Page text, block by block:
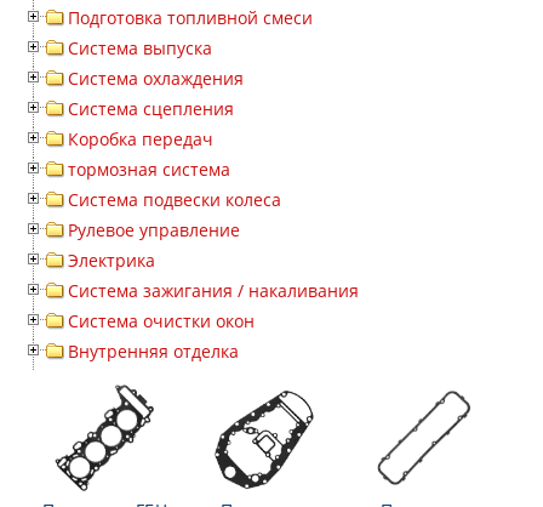
Подготовка топливной смеси
Система выпуска
Система охлаждения
Система сцепления
Коробка передач
тормозная система
Система подвески колеса
Рулевое управление
Электрика
Система зажигания / накаливания
Система очистки окон
Внутренняя отделка